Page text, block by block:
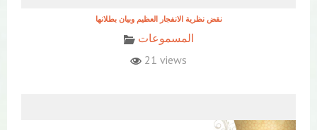
نقض نظرية الانفجار العظيم وبيان بطلانها
المسموعات
21 views